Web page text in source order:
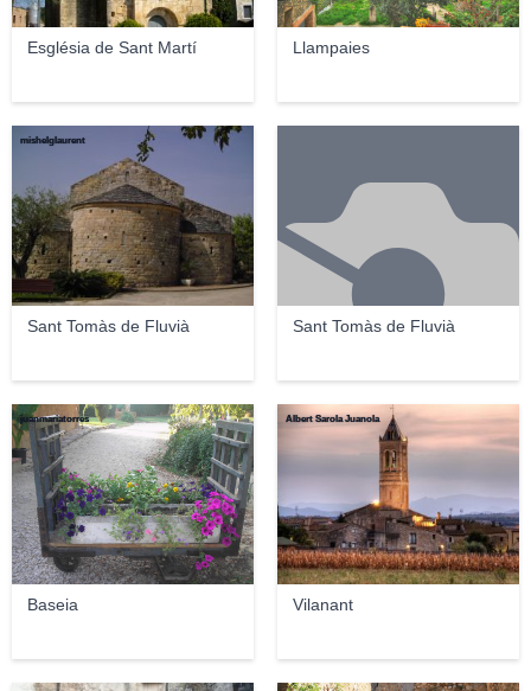
Església de Sant Martí Llampaies
Sant Tomàs de Fluvià
mishelglaurent
Sant Tomàs de Fluvià
Baseia
juanmariatorres
Vilanant
Albert Sarola Juanola